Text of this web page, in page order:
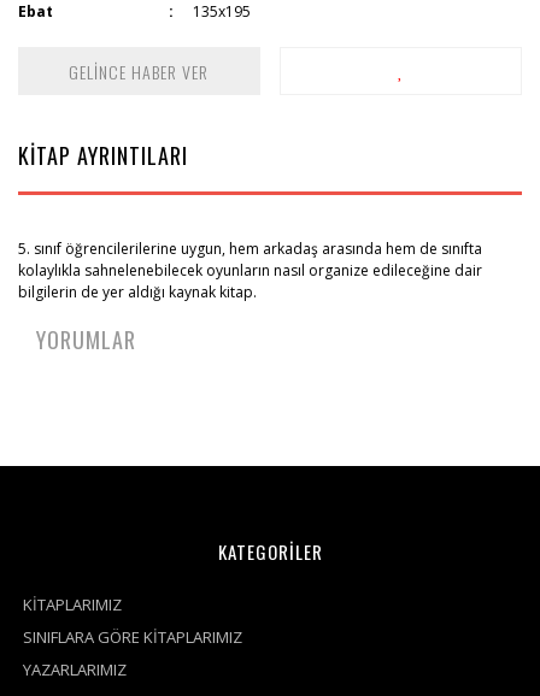
Ebat
135x195
GELİNCE HABER VER
KİTAP AYRINTILARI
5. sınıf öğrencilerilerine uygun, hem arkadaş arasında hem de sınıfta
kolaylıkla sahnelenebilecek oyunların nasıl organize edileceğine dair
bilgilerin de yer aldığı kaynak kitap.
YORUMLAR
KATEGORİLER
KİTAPLARIMIZ
SINIFLARA GÖRE KİTAPLARIMIZ
YAZARLARIMIZ